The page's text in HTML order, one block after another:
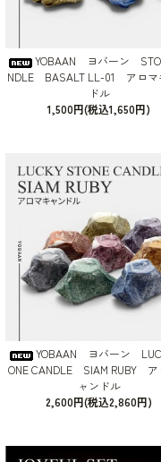
YOBAAN ヨバーン
NDLE BASALT LL-01 アロマ
ドル
1,500円(税込1,650円)
YOBAAN ヨバーン
ONE CANDLE SIAM RUBY ア
ャンドル
2,600円(税込2,860円)